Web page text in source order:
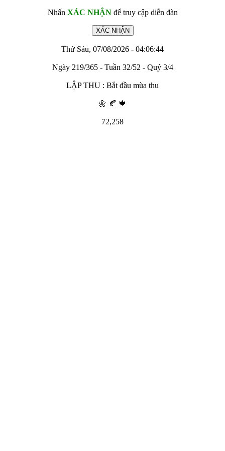
Nhấn XÁC NHẬNđể truy cập diễn đàn
Thứ Sáu, 07/08/2026 - 04:06:44
Ngày 219/365 - Tuần 32/52 - Quý 3/4
LẬP THU : Bắt đầu mùa thu
🌼 🍂 🍁
72,258